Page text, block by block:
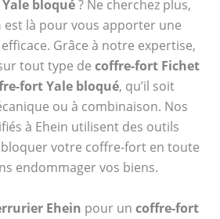
bloqué? Ne cherchez plus,
est là pour vous apporter une
Grâce à notre expertise,
tout type de coffre-fort Fichet
fort Yale bloqué, qu’il soit
ou à combinaison. Nos
à Ehein utilisent des outils
votre coffre-fort en toute
endommager vos biens.
Ehein pour un coffre-fort